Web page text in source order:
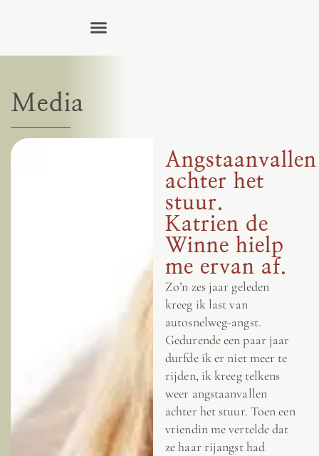
Media
Angstaanvallen
achter het
stuur.
Katrien de
Winne hielp
me ervan af.
Zo’n zes jaar geleden
kreeg ik last van
autosnelweg-angst.
Gedurende een paar jaar
durfde ik er niet meer te
rijden, ik kreeg telkens
weer angstaanvallen
achter het stuur. Toen een
vriendin me vertelde dat
ze haar rijangst had